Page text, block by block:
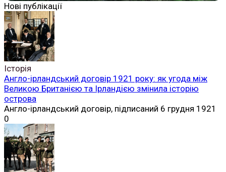
Нові публікації
Історія
Англо-ірландський договір 1921 року: як угода між
Великою Британією та Ірландією змінила історію
острова
Англо-ірландський договір, підписаний 6 грудня 1921
0